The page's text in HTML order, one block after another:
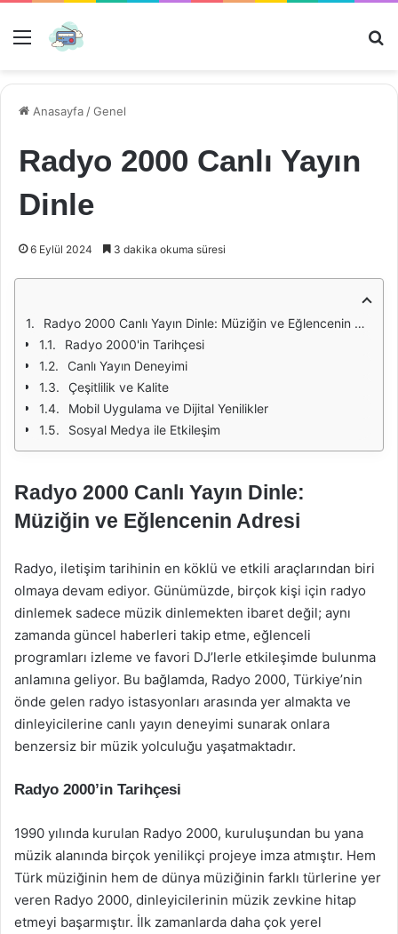
Menü
Anasayfa /Genel
Radyo 2000 Canlı Yayın
Dinle
6 Eylül 2024 3 dakika okuma süresi
Radyo 2000 Canlı Yayın Dinle: Müziğin ve Eğlencenin Adresi
Radyo 2000'in Tarihçesi
Canlı Yayın Deneyimi
Çeşitlilik ve Kalite
Mobil Uygulama ve Dijital Yenilikler
Sosyal Medya ile Etkileşim
Radyo 2000 Canlı Yayın Dinle:
Müziğin ve Eğlencenin Adresi
Radyo, iletişim tarihinin en köklü ve etkili araçlarından biri
olmaya devam ediyor. Günümüzde, birçok kişi için radyo
dinlemek sadece müzik dinlemekten ibaret değil; aynı
zamanda güncel haberleri takip etme, eğlenceli
programları izleme ve favori DJ’lerle etkileşimde bulunma
anlamına geliyor. Bu bağlamda, Radyo 2000, Türkiye’nin
önde gelen radyo istasyonları arasında yer almakta ve
dinleyicilerine canlı yayın deneyimi sunarak onlara
benzersiz bir müzik yolculuğu yaşatmaktadır.
Radyo 2000’in Tarihçesi
1990 yılında kurulan Radyo 2000, kuruluşundan bu yana
müzik alanında birçok yenilikçi projeye imza atmıştır. Hem
Türk müziğinin hem de dünya müziğinin farklı türlerine yer
veren Radyo 2000, dinleyicilerinin müzik zevkine hitap
etmeyi başarmıştır. İlk zamanlarda daha çok yerel